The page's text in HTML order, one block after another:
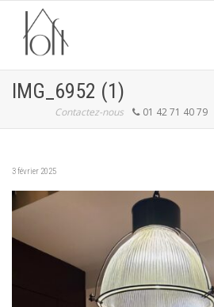
IMG_6952 (1)
Contactez-nous 01 42 71 40 79
3 février 2025